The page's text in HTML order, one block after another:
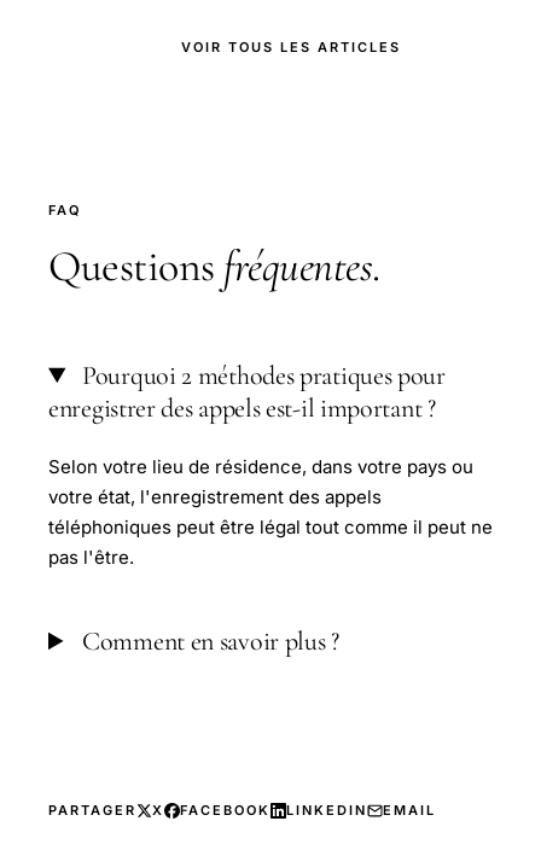
VOIR TOUS LES ARTICLES
FAQ
Questions fréquentes.
Pourquoi 2 méthodes pratiques pour
enregistrer des appels est-il important ?
Selon votre lieu de résidence, dans votre pays ou
votre état, l'enregistrement des appels
téléphoniques peut être légal tout comme il peut ne
pas l'être.
Comment en savoir plus ?
PARTAGER X FACEBOOK LINKEDIN EMAIL